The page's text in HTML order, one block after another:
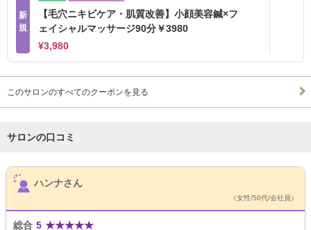
新
規
【毛穴ニキビケア・肌質改善】小顔美容鍼×フ
ェイシャルマッサージ90分￥3980
¥3,980
このサロンのすべてのクーポンを見る
サロンの口コミ
サロンPick Up
ハンナさん
（女性/50代/会社員）
総合 5 ★★★★★